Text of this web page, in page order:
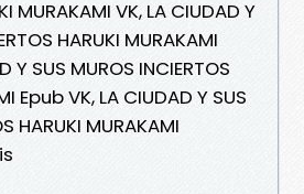
MURAKAMI VK, LA CIUDAD Y
HARUKI MURAKAMI
Y SUS MUROS INCIERTOS
Epub VK, LA CIUDAD Y SUS
HARUKI MURAKAMI